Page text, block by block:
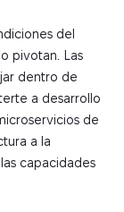
del
pivotan. Las
dentro de
a desarrollo
de
a la
capacidades